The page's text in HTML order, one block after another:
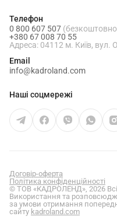
Телефон
0 800 607 507 (безкоштовно
+380 67 008 70 55
Адреса: 04112 м. Київ, вул.
Email
info@kadroland.com
Наші соцмережі
Договір-оферта
Політика конфіденційності
© ТОВ «КАДРОЛЕНД», 2026
Використання та
за умови отримання
сайту kadroland.com